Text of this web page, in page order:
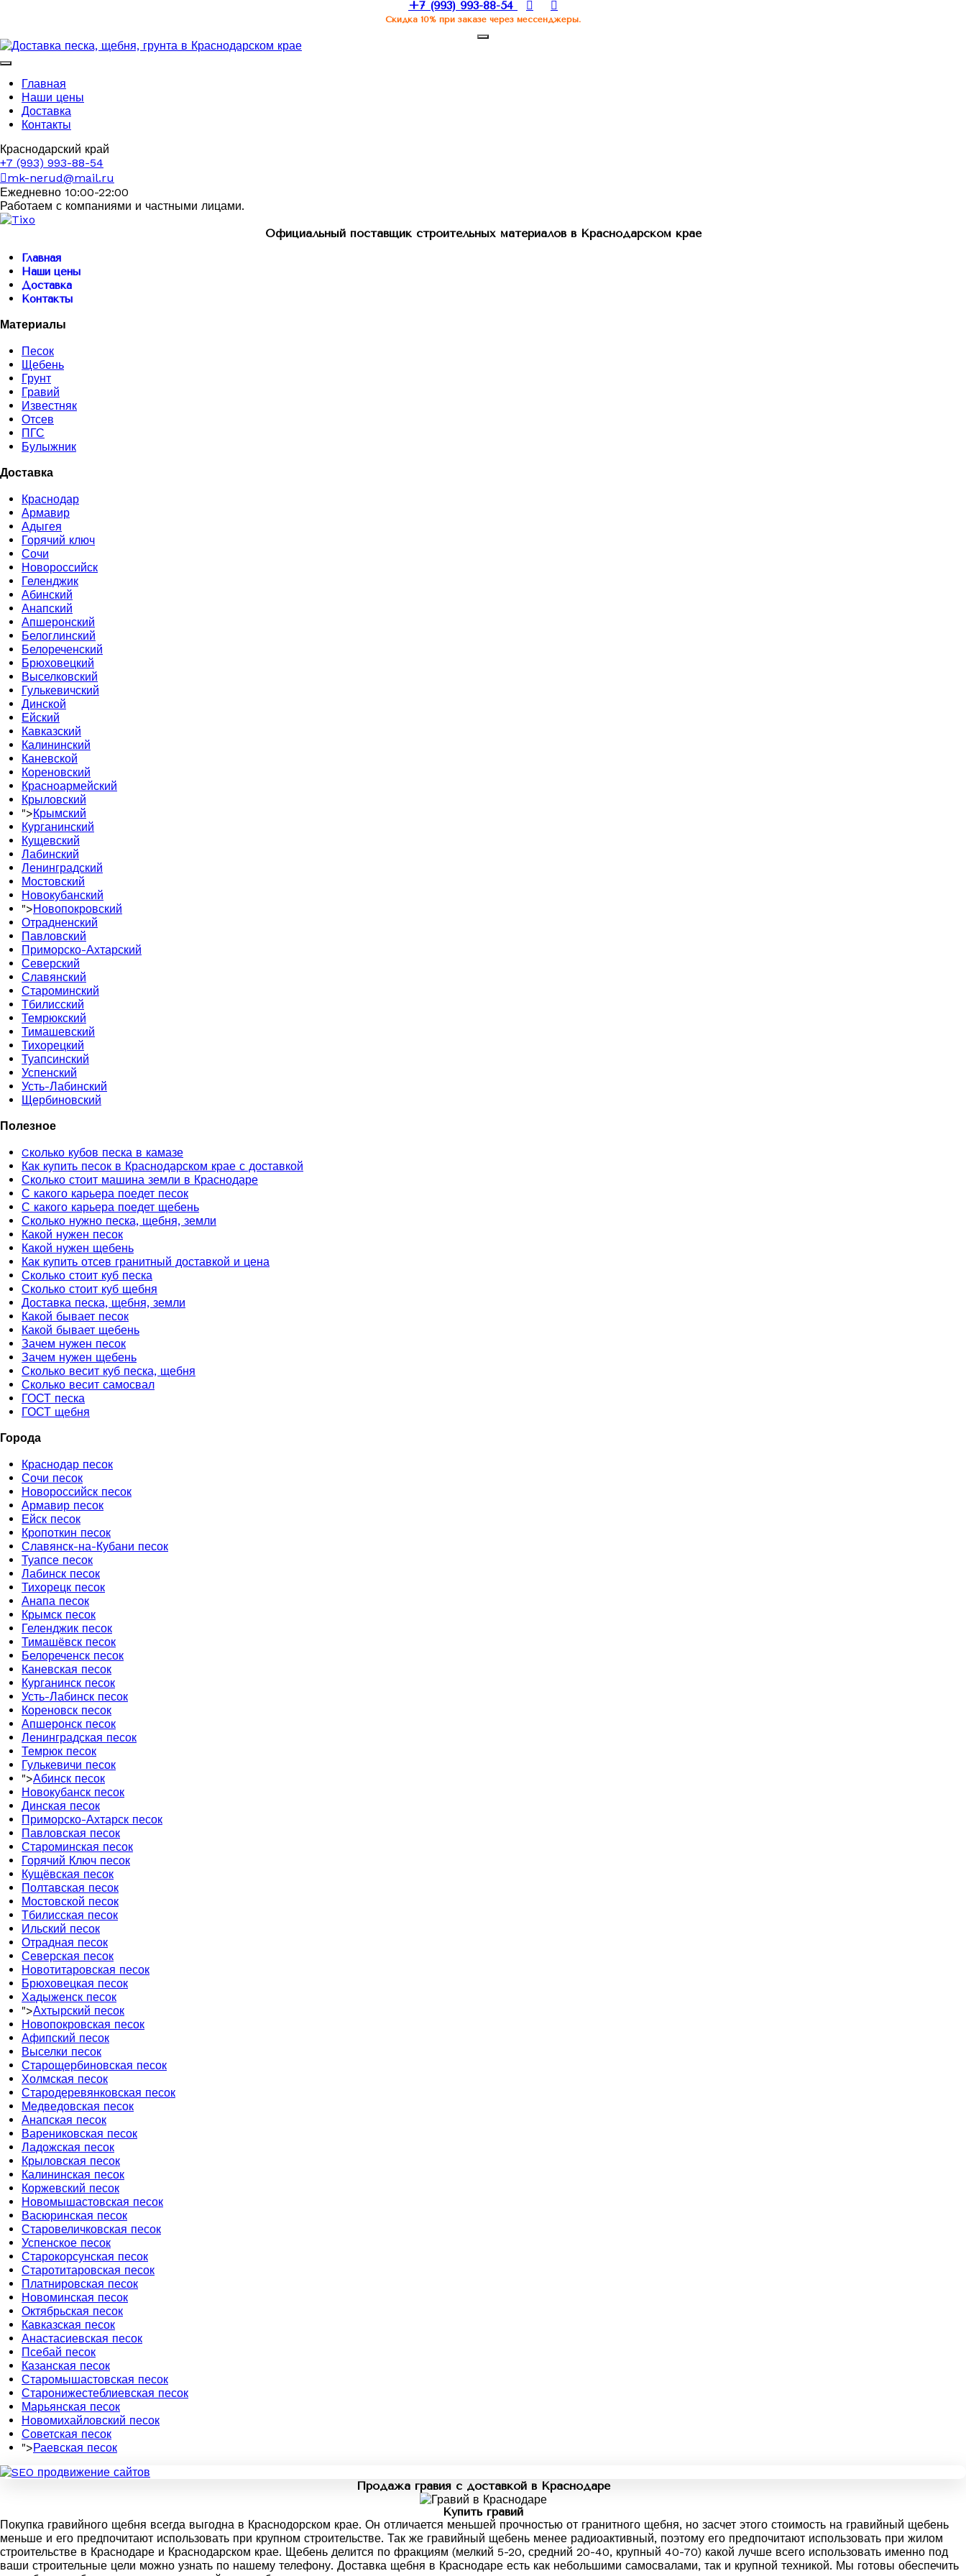
+7 (993) 993-88-54
Скидка 10% при заказе через мессенджеры.
Главная
Наши цены
Доставка
Контакты
Краснодарский край
+7 (993) 993-88-54
mk-nerud@mail.ru
Ежедневно 10:00-22:00
Работаем с компаниями и частными лицами.
Официальный поставщик строительных материалов в Краснодарском крае
Главная
Наши цены
Доставка
Контакты
Материалы
Песок
Щебень
Грунт
Гравий
Известняк
Отсев
ПГС
Булыжник
Доставка
Краснодар
Армавир
Адыгея
Горячий ключ
Сочи
Новороссийск
Геленджик
Абинский
Анапский
Апшеронский
Белоглинский
Белореченский
Брюховецкий
Выселковский
Гулькевичский
Динской
Ейский
Кавказский
Калининский
Каневской
Кореновский
Красноармейский
Крыловский
">Крымский
Курганинский
Кущевский
Лабинский
Ленинградский
Мостовский
Новокубанский
">Новопокровский
Отрадненский
Павловский
Приморско-Ахтарский
Северский
Славянский
Староминский
Тбилисский
Темрюкский
Тимашевский
Тихорецкий
Туапсинский
Успенский
Усть-Лабинский
Щербиновский
Полезное
Cколько кубов песка в камазе
Как купить песок в Краснодарском крае с доставкой
Сколько стоит машина земли в Краснодаре
С какого карьера поедет песок
С какого карьера поедет щебень
Сколько нужно песка, щебня, земли
Какой нужен песок
Какой нужен щебень
Как купить отсев гранитный доставкой и цена
Сколько стоит куб песка
Сколько стоит куб щебня
Доставка песка, щебня, земли
Какой бывает песок
Какой бывает щебень
Зачем нужен песок
Зачем нужен щебень
Сколько весит куб песка, щебня
Сколько весит самосвал
ГОСТ песка
ГОСТ щебня
Города
Краснодар песок
Сочи песок
Новороссийск песок
Армавир песок
Ейск песок
Кропоткин песок
Славянск-на-Кубани песок
Туапсе песок
Лабинск песок
Тихорецк песок
Анапа песок
Крымск песок
Геленджик песок
Тимашёвск песок
Белореченск песок
Каневская песок
Курганинск песок
Усть-Лабинск песок
Кореновск песок
Апшеронск песок
Ленинградская песок
Темрюк песок
Гулькевичи песок
">Абинск песок
Новокубанск песок
Динская песок
Приморско-Ахтарск песок
Павловская песок
Староминская песок
Горячий Ключ песок
Кущёвская песок
Полтавская песок
Мостовской песок
Тбилисская песок
Ильский песок
Отрадная песок
Северская песок
Новотитаровская песок
Брюховецкая песок
Хадыженск песок
">Ахтырский песок
Новопокровская песок
Афипский песок
Выселки песок
Старощербиновская песок
Холмская песок
Стародеревянковская песок
Медведовская песок
Анапская песок
Варениковская песок
Ладожская песок
Крыловская песок
Калининская песок
Коржевский песок
Новомышастовская песок
Васюринская песок
Старовеличковская песок
Успенское песок
Старокорсунская песок
Старотитаровская песок
Платнировская песок
Новоминская песок
Октябрьская песок
Кавказская песок
Анастасиевская песок
Псебай песок
Казанская песок
Старомышастовская песок
Старонижестеблиевская песок
Марьянская песок
Новомихайловский песок
Советская песок
">Раевская песок
Продажа гравия с доставкой в Краснодаре
Купить гравий
Покупка гравийного щебня всегда выгодна в Краснодорском крае. Он отличается меньшей прочностью от гранитного щебня, но засчет этого стоимость на гравийный щебень
меньше и его предпочитают использовать при крупном строительстве. Так же гравийный щебень менее радиоактивный, поэтому его предпочитают использовать при жилом
строительстве в Краснодаре и Краснодарском крае. Щебень делится по фракциям (мелкий 5-20, средний 20-40, крупный 40-70) какой лучше всего использовать именно под
ваши строительные цели можно узнать по нашему телефону. Доставка щебня в Краснодаре есть как небольшими самосвалами, так и крупной техникой. Мы готовы обеспечить